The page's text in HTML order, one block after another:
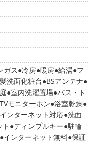
ガス 冷房 暖房 給湯 フ
洗面化粧台 BSアンテナ
室内洗濯置場 バス・ト
TVモニターホン 浴室乾燥
インターネット対応 洗面
ディンプルキー 駐輪
インターネット無料 保証